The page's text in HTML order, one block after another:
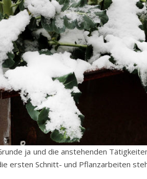
ja und die anstehenden
ersten Schnitt- und Pflanzarbeiten